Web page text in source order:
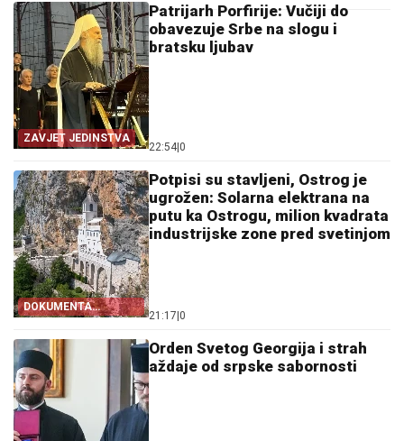
ZAVJET JEDINSTVA
Patrijarh Porfirije: Vučiji do
obavezuje Srbe na slogu i
bratsku ljubav
22:54|0
DOKUMENTA
OTKRIVAJU
Potpisi su stavljeni, Ostrog je
ugrožen: Solarna elektrana na
putu ka Ostrogu, milion kvadrata
industrijske zone pred svetinjom
21:17|0
Orden Svetog Georgija i strah
aždaje od srpske sabornosti